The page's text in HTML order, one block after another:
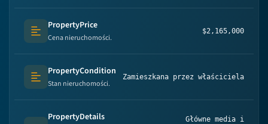
Text (multi-lines)
PropertyPrice
Cena nieruchomości.
$2,165,000
Text (multi-lines)
PropertyCondition
Stan nieruchomości.
Zamieszkana przez właściciela
PropertyDetails
Główne media i